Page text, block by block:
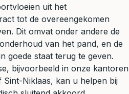
uit het
tot de overeengekomen
Dit omvat onder andere de
van het pand, en de
goede staat terug te geven.
bijvoorbeeld in onze kantoren
Niklaas, kan u helpen bij